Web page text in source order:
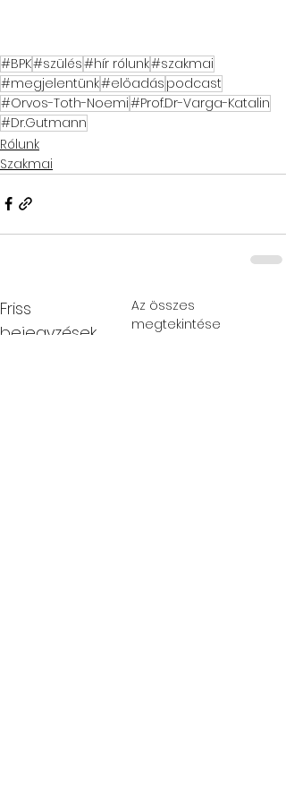
#BPK#szülés#hír rólunk#szakmai
#megjelentünk#előadás podcast
#Orvos-Toth-Noemi#Prof.Dr-Varga-Katalin
#Dr.Gutmann
Rólunk
Szakmai
Friss
bejegyzések
Az összes
megtekintése